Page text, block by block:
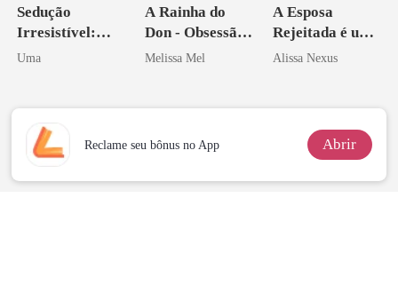
Sedução
Irresistível:
Amar de
Uma
A Rainha do
Don - Obsessão,
Paixão e Sangue
Melissa Mel
A Esposa
Rejeitada é uma
Zilionária
Alissa Nexus
Reclame seu bônus no App Abrir